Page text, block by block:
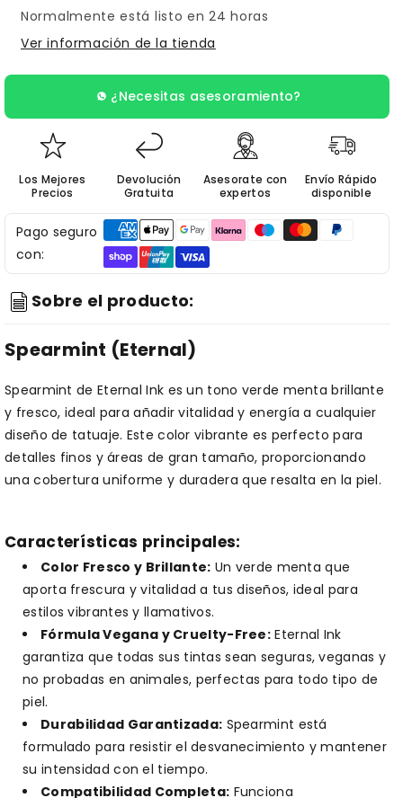
Normalmente está listo en 24 horas
Ver información de la tienda
¿Necesitas asesoramiento?
Los Mejores
Precios
Devolución
Gratuita
Asesorate con
expertos
Envío Rápido
disponible
Pago seguro
con:
Sobre el producto:
Spearmint (Eternal)
Spearmint de Eternal Ink es un tono verde menta brillante
y fresco, ideal para añadir vitalidad y energía a cualquier
diseño de tatuaje. Este color vibrante es perfecto para
detalles finos y áreas de gran tamaño, proporcionando
una cobertura uniforme y duradera que resalta en la piel.
Características principales:
Color Fresco y Brillante: Un verde menta que
aporta frescura y vitalidad a tus diseños, ideal para
estilos vibrantes y llamativos.
Fórmula Vegana y Cruelty-Free: Eternal Ink
garantiza que todas sus tintas sean seguras, veganas y
no probadas en animales, perfectas para todo tipo de
piel.
Durabilidad Garantizada: Spearmint está
formulado para resistir el desvanecimiento y mantener
su intensidad con el tiempo.
Compatibilidad Completa: Funciona